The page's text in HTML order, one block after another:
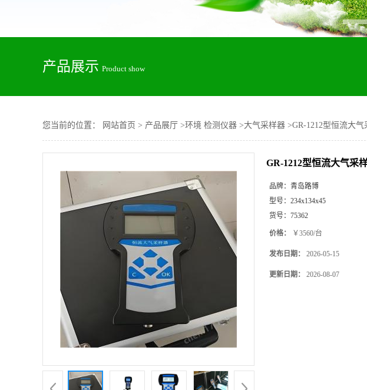
产品展示 Product show
您当前的位置： 网站首页 > 产品展厅 >环境 检测仪器 >大气采样器 >GR-1212型恒流大
GR-1212型恒流大气采
品牌： 青岛路博
型号： 234x134x45
货号： 75362
价格： ￥3560/台
发布日期： 2026-05-15
更新日期： 2026-08-07